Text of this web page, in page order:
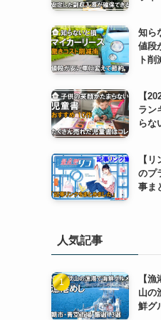
知ら
値段
ト削
【
ラン
らな
【
のプ
事ま
人気記事
【
山の
鮮グ